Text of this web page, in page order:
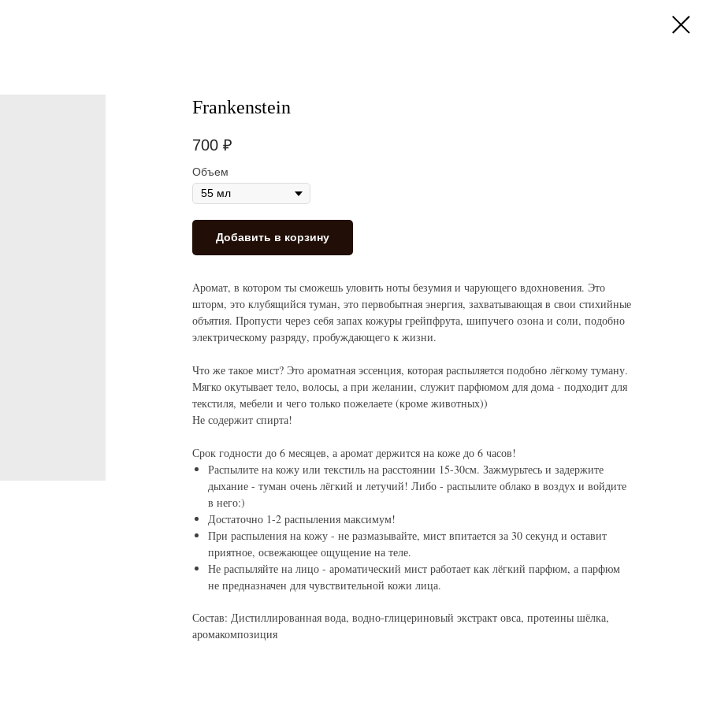
Frankenstein
700 ₽
Объем
Добавить в корзину
Аромат, в котором ты сможешь уловить ноты безумия и чарующего вдохновения. Это
шторм, это клубящийся туман, это первобытная энергия, захватывающая в свои стихийные
объятия. Пропусти через себя запах кожуры грейпфрута, шипучего озона и соли, подобно
электрическому разряду, пробуждающего к жизни.
Что же такое мист? Это ароматная эссенция, которая распыляется подобно лёгкому туману.
Мягко окутывает тело, волосы, а при желании, служит парфюмом для дома - подходит для
текстиля, мебели и чего только пожелаете (кроме животных))
Не содержит спирта!
Срок годности до 6 месяцев, а аромат держится на коже до 6 часов!
Распылите на кожу или текстиль на расстоянии 15-30см. Зажмурьтесь и задержите
дыхание - туман очень лёгкий и летучий! Либо - распылите облако в воздух и войдите
в него:)
Достаточно 1-2 распыления максимум!
При распыления на кожу - не размазывайте, мист впитается за 30 секунд и оставит
приятное, освежающее ощущение на теле.
Не распыляйте на лицо - ароматический мист работает как лёгкий парфюм, а парфюм
не предназначен для чувствительной кожи лица.
Состав: Дистиллированная вода, водно-глицериновый экстракт овса, протеины шёлка,
аромакомпозиция